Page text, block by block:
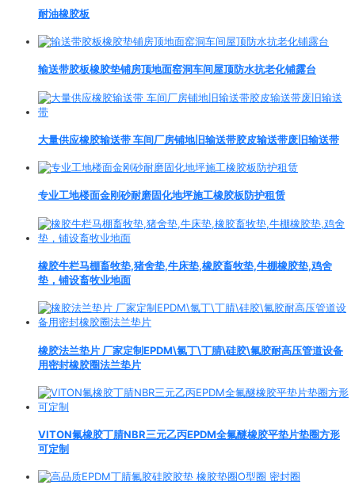
耐油橡胶板
输送带胶板橡胶垫铺房顶地面窑洞车间屋顶防水抗老化铺露台
大量供应橡胶输送带 车间厂房铺地旧输送带胶皮输送带废旧输送带
专业工地楼面金刚砂耐磨固化地坪施工橡胶板防护租赁
橡胶牛栏马棚畜牧垫,猪舍垫,牛床垫,橡胶畜牧垫,牛棚橡胶垫,鸡舍
垫，铺设畜牧业地面
橡胶法兰垫片 厂家定制EPDM\氯丁\丁腈\硅胶\氟胶耐高压管道设备
用密封橡胶圈法兰垫片
VITON氟橡胶丁腈NBR三元乙丙EPDM全氟醚橡胶平垫片垫圈方形
可定制